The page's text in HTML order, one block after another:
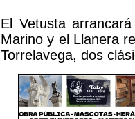
El Vetusta
Marino y el Llanera
Torrelavega, dos